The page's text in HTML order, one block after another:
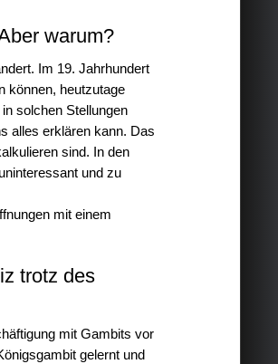
warum?
Im 19. Jahrhundert
können, heutzutage
solchen Stellungen
alles erklären kann. Das
sind. In den
und zu
mit einem
trotz des
mit Gambits vor
gelernt und